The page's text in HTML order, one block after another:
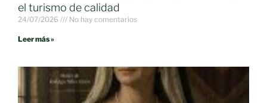
el turismo de calidad
24/07/2026 No hay comentarios
Leer más »